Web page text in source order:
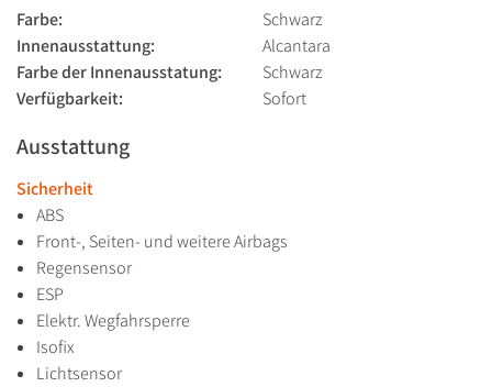
Farbe:
Schwarz
Innenausstattung:
Alcantara
Farbe der Innenausstatung:
Schwarz
Verfügbarkeit:
Sofort
Ausstattung
Sicherheit
ABS
Front-, Seiten- und weitere Airbags
Regensensor
ESP
Elektr. Wegfahrsperre
Isofix
Lichtsensor